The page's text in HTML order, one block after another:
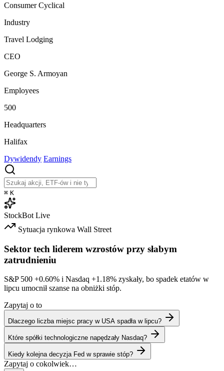
Consumer Cyclical
Industry
Travel Lodging
CEO
George S. Armoyan
Employees
500
Headquarters
Halifax
Dywidendy Earnings
⌘ K
StockBot Live
Sytuacja rynkowa Wall Street
Sektor tech liderem wzrostów przy słabym
zatrudnieniu
S&P 500 +0.60% i Nasdaq +1.18% zyskały, bo spadek etatów w
lipcu umocnił szanse na obniżki stóp.
Zapytaj o to
Dlaczego liczba miejsc pracy w USA spadła w lipcu?
Które spółki technologiczne napędzały Nasdaq?
Kiedy kolejna decyzja Fed w sprawie stóp?